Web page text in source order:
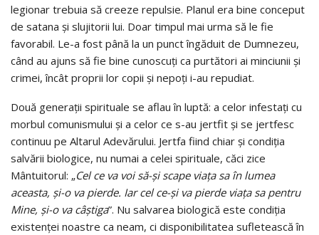
legionar trebuia să creeze repulsie. Planul era bine conceput
de satana şi slujitorii lui. Doar timpul mai urma să le fie
favorabil. Le-a fost până la un punct îngăduit de Dumnezeu,
când au ajuns să fie bine cunoscuţi ca purtători ai minciunii şi
crimei, încât proprii lor copii şi nepoţi i-au repudiat.
Două generaţii spirituale se aflau în luptă: a celor infestaţi cu
morbul comunismului şi a celor ce s-au jertfit şi se jertfesc
continuu pe Altarul Adevărului. Jertfa fiind chiar şi condiţia
salvării biologice, nu numai a celei spirituale, căci zice
Mântuitorul: „Cel ce va voi să-şi scape viaţa sa în lumea
aceasta, şi-o va pierde. Iar cel ce-şi va pierde viaţa sa pentru
Mine, şi-o va câştiga”. Nu salvarea biologică este condiţia
existenţei noastre ca neam, ci disponibilitatea sufletească în